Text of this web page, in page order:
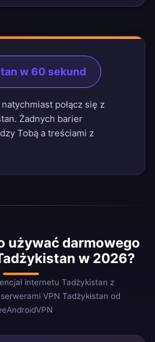
w 60 sekund
połącz się z
Żadnych barier
Tobą a treściami z
używać darmowego
w 2026?
internetu Tadżykistan z
VPN Tadżykistan od